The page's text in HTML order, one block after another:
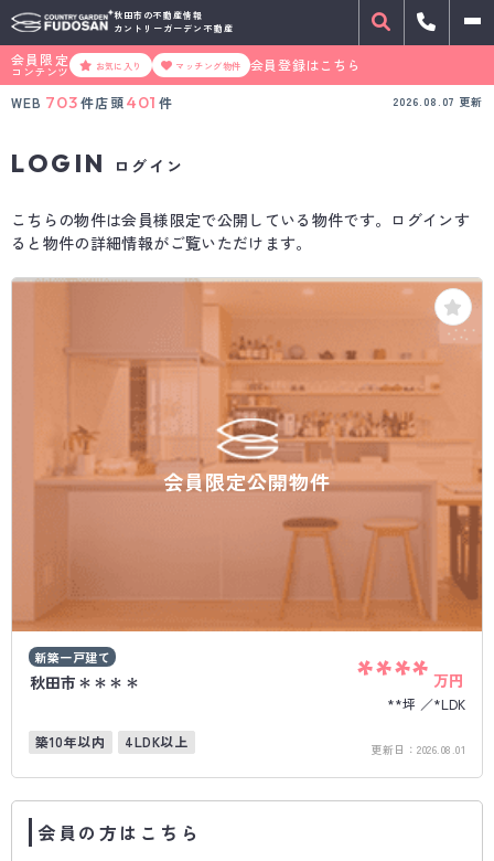
秋田市の不動産情報
カントリーガーデン不動産
会員限定
コンテンツ お気に入り マッチング物件
会員登録はこちら
WEB 703件店頭401 件 2026.08.07 更新
LOGIN ログイン
こちらの物件は会員様限定で公開している物件です。ログインす
ると物件の詳細情報がご覧いただけます。
会員限定公開物件
新築一戸建て
秋田市＊＊＊＊ **** 万円
**坪
*LDK
築10年以内
4LDK以上 更新日： 2026.08.01
会員の方はこちら